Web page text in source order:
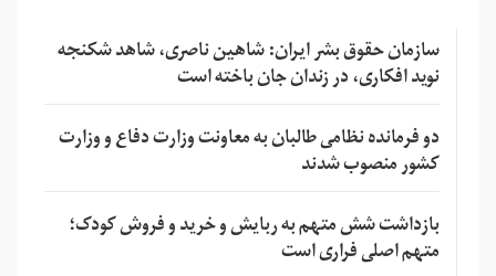
سازمان حقوق بشر ایران: شاهین ناصری، شاهد شکنجه
نوید افکاری، در زندان جان باخته است
دو فرمانده نظامی طالبان به معاونت وزارت دفاع و وزارت
کشور منصوب شدند
بازداشت شش متهم به ربایش و خرید و فروش کودک؛
متهم اصلی فراری است